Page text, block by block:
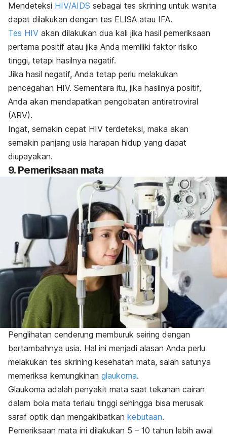
Mendeteksi HIV/AIDS sebagai tes skrining untuk wanita
dapat dilakukan dengan tes ELISA atau IFA.
Tes HIV akan dilakukan dua kali jika hasil pemeriksaan
pertama positif atau jika Anda memiliki faktor risiko
tinggi, tetapi hasilnya negatif.
Jika hasil negatif, Anda tetap perlu melakukan
pencegahan HIV. Sementara itu, jika hasilnya positif,
Anda akan mendapatkan pengobatan antiretroviral
(ARV).
Ingat, semakin cepat HIV terdeteksi, maka akan
semakin panjang usia harapan hidup yang dapat
diupayakan.
9. Pemeriksaan mata
Penglihatan cenderung memburuk seiring dengan
bertambahnya usia. Hal ini menjadi alasan Anda perlu
melakukan tes skrining kesehatan mata, salah satunya
memeriksa kemungkinan glaukoma.
Glaukoma adalah penyakit mata saat tekanan cairan
dalam bola mata terlalu tinggi sehingga bisa merusak
saraf optik dan mengakibatkan kebutaan.
Pemeriksaan mata ini dilakukan 5 – 10 tahun lebih awal